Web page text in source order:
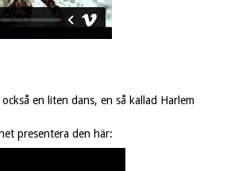
en liten dans, en så kallad Harlem
presentera den här: